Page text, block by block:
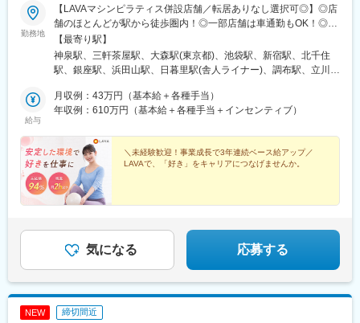
勤務地
【LAVAマシンピラティス併設店舗／転居ありなし選択可◎】◎店
舗のほとんどが駅から徒歩圏内！◎一部店舗は車通勤もOK！◎毎
月平均3店舗、新店OPEN中！ ■ 関東東京／神奈川／千葉／埼玉／
茨城／栃木 ■ 関西大阪／京都／兵庫／奈良／和歌山 ■ その他【北
海道・東北】北海道／宮城／秋田／福島【中部】愛知／静岡／長
／長崎／鹿児島＼海外勤務チャンスあり！／日本で経験を積んだ
あと、シンガポール、マレーシア、ベトナムのLAVA店舗で2～6カ
連続ベースアップ！未経験でも月収43万円可■選べる働き方充
実！転居ありorなし選択可■住宅手当最大月5万円（規定あり）■イ
ンセンティブ平均額93万円！■長期休暇も取得OK！5連休取得率
90％超■産育休取得率100%、復帰率92.5%■ヨガレッスンや国際
資格の取得も可能！
【最寄り駅】
神泉駅、三軒茶屋駅、大森駅(東京都)、池袋駅、新宿駅、北千住
駅、銀座駅、浜田山駅、日暮里駅(舎人ライナー)、調布駅、立川北
駅、川崎駅、蕨駅、大宮駅(埼玉県)、幸手駅、熊谷駅、みずほ台
駅、桶川駅、北越谷駅、入間市駅、柏駅、津田沼駅、船橋駅、京
葉県)、君津駅、葭川公園駅、上野幌駅、帯広駅、手稲駅、さっぽ
ろ駅、四ツ小屋駅、あおば通駅、杜せきのした駅、郡山駅(福島
県)、南福島駅、研究学園駅、小木津駅、守谷駅、石岡駅、鹿島神
宮駅、みらい平駅、足利駅、南宇都宮駅、南富山駅、新高岡駅、
金沢駅、鼎駅、美濃青柳駅、西笠松駅、美濃太田駅、新静岡駅、
小田井駅、荒子川公園駅、西尾駅、太田川駅、東浦駅、祝園駅、
三条駅(京都府)、京阪山科駅、なんば駅(南海線)、枚方市駅、天王
寺駅前駅、大阪上本町駅、五位堂駅、夢前川駅、紀伊中ノ島駅、
周防下郷駅、熊西駅、久留米大学前駅、大保駅、高田駅(長崎県)、
帖佐駅、新八柱駅、西新駅、湖山駅、西那須野駅、浜の宮駅、渋
谷駅、西太子堂駅、大森海岸駅、東池袋駅、新宿駅(東京メトロ)、
銀座一丁目駅、有楽町駅、日暮里駅、布田駅、立川駅、中板橋
給与
月収例：43万円（基本給＋各種手当）
年収例：610万円（基本給＋各種手当＋インセンティブ）
＼未経験歓迎！事業成長で3年連続ベース給アップ／
LAVAで、「好き」をキャリアにつなげませんか。
気になる 応募する
NEW 締切間近